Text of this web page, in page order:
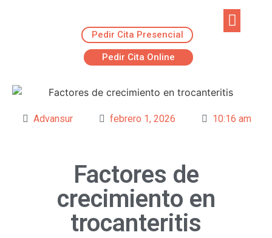
Pedir Cita Presencial
Pedir Cita Online
Advansur febrero 1, 2026 10:16 am
Factores de
crecimiento en
trocanteritis